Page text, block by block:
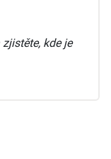
kde je